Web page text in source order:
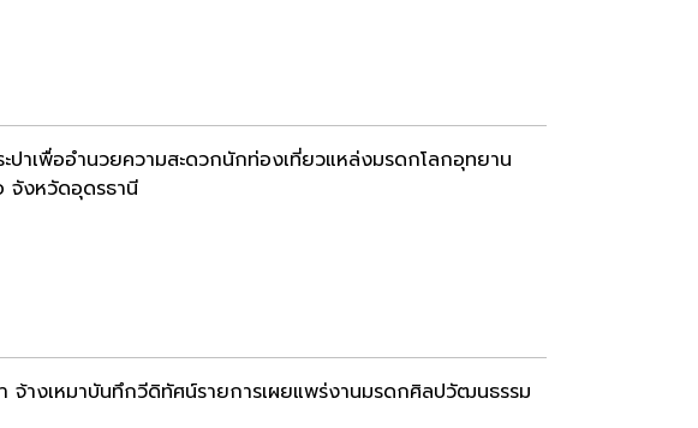
ปาเพื่ออำนวยความสะดวกนักท่องเที่ยวแหล่งมรดกโลกอุทยาน
จังหวัดอุดรธานี
จ้างเหมาบันทึกวีดิทัศน์รายการเผยแพร่งานมรดกศิลปวัฒนธรรม